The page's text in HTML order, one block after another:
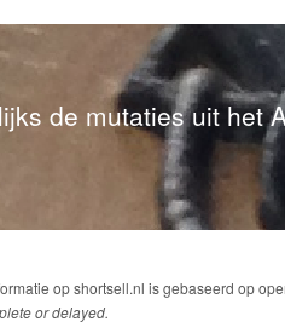
de mutaties uit het
op shortsell.nl is gebaseerd op
or delayed.